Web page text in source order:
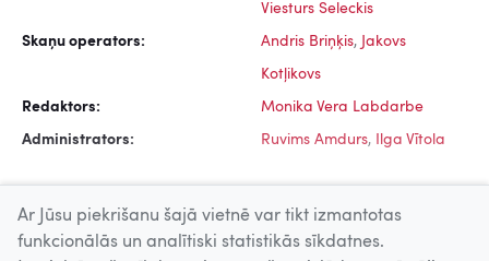
Viesturs Seleckis
Skaņu operators: Andris Briņķis, Jakovs
Kotļikovs
Redaktors: Monika Vera Labdarbe
Administrators: Ruvims Amdurs, Ilga Vītola
Ar Jūsu piekrišanu šajā vietnē var tikt izmantotas
funkcionālās un analītiski statistikās sīkdatnes.